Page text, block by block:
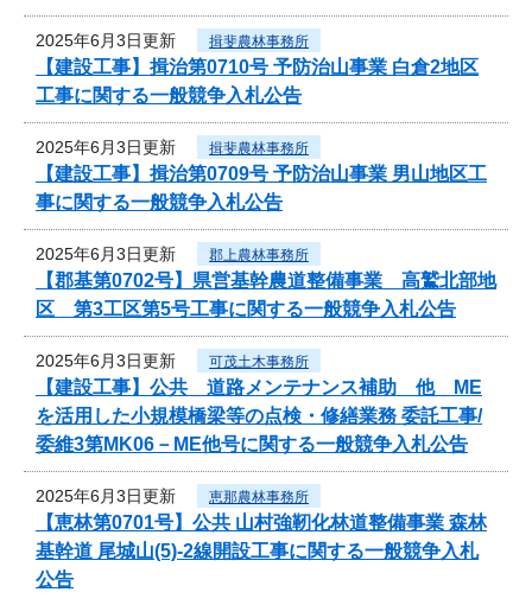
2025年6月3日更新 揖斐農林事務所
【建設工事】揖治第0710号 予防治山事業 白倉2地区
工事に関する一般競争入札公告
2025年6月3日更新 揖斐農林事務所
【建設工事】揖治第0709号 予防治山事業 男山地区工
事に関する一般競争入札公告
2025年6月3日更新 郡上農林事務所
【郡基第0702号】県営基幹農道整備事業 高鷲北部地
区 第3工区第5号工事に関する一般競争入札公告
2025年6月3日更新 可茂土木事務所
【建設工事】公共 道路メンテナンス補助 他 ME
を活用した小規模橋梁等の点検・修繕業務 委託工事/
委維3第MK06－ME他号に関する一般競争入札公告
2025年6月3日更新 恵那農林事務所
【恵林第0701号】公共 山村強靭化林道整備事業 森林
基幹道 尾城山(5)-2線開設工事に関する一般競争入札
公告